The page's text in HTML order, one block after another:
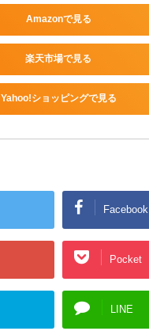
Amazonで見る
楽天市場で見る
Yahoo!ショッピングで見る
Facebook
Pocket
LINE